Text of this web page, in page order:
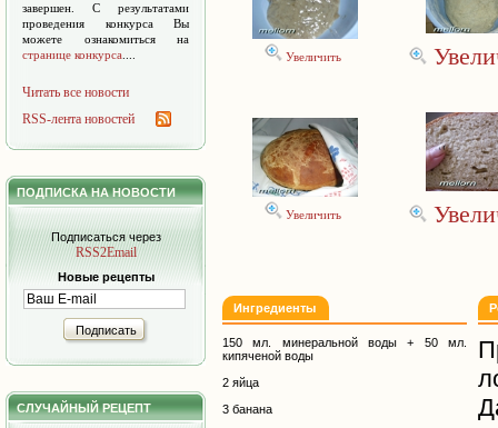
завершен. С результатами
проведения конкурса Вы
можете ознакомиться на
странице конкурса
Читать все новости
RSS-лента новостей
ПОДПИСКА НА НОВОСТИ
Подписаться через
RSS2Email
Новые рецепты
Подписать
СЛУЧАЙНЫЙ РЕЦЕПТ
Увеличить
Увеличить
Ингредиенты
150 мл. минеральной воды + 50 мл.
кипяченой воды
2 яйца
3 банана